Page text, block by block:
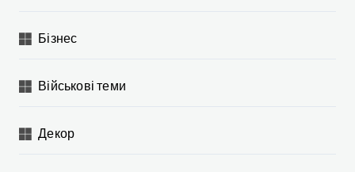
Бізнес
Військові теми
Декор